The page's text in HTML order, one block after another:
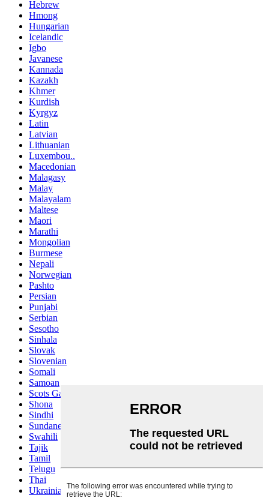
Hebrew
Hmong
Hungarian
Icelandic
Igbo
Javanese
Kannada
Kazakh
Khmer
Kurdish
Kyrgyz
Latin
Latvian
Lithuanian
Luxembou..
Macedonian
Malagasy
Malay
Malayalam
Maltese
Maori
Marathi
Mongolian
Burmese
Nepali
Norwegian
Pashto
Persian
Punjabi
Serbian
Sesotho
Sinhala
Slovak
Slovenian
Somali
Samoan
Scots Gaelic
Shona
Sindhi
Sundanese
Swahili
Tajik
Tamil
Telugu
Thai
Ukrainian